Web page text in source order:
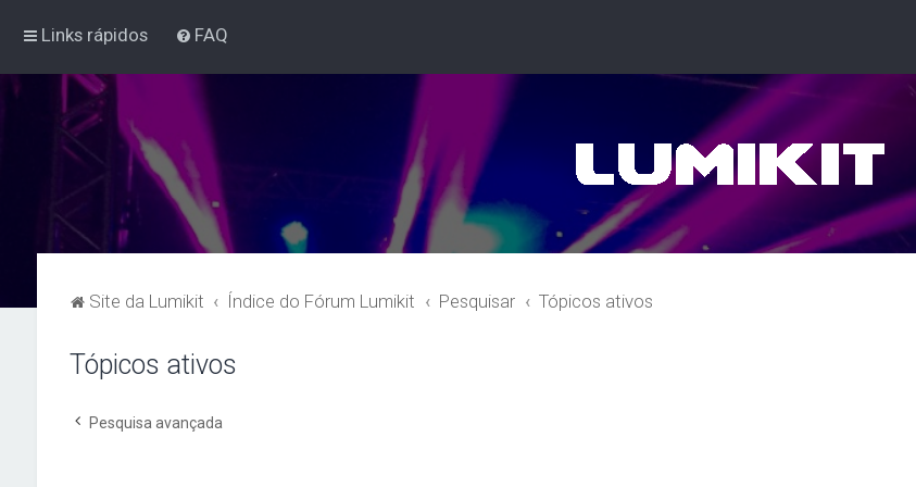
Links rápidos FAQ
Site da Lumikit Índice do Fórum Lumikit Pesquisar Tópicos ativos
Tópicos ativos
Pesquisa avançada